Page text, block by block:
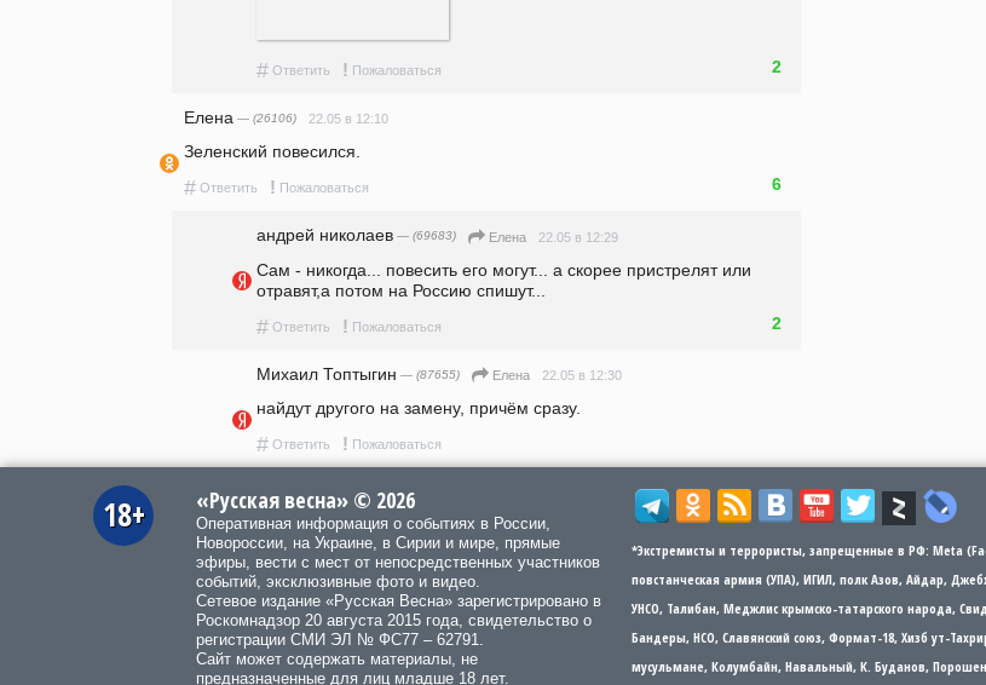
# Ответить ! Пожаловаться 2
Елена — (26106) 22.05 в 12:10
Зеленский повесился.
# Ответить ! Пожаловаться 6
андpeй николаев — (69683) Елена 22.05 в 12:29
Сам - никогда... повесить его могут... а скорее пристрелят или
отравят,а потом на Россию спишут...
# Ответить ! Пожаловаться 2
Михаил Топтыгин — (87655) Елена 22.05 в 12:30
найдут другого на замену, причём сразу.
# Ответить ! Пожаловаться
18+ «Русская весна» © 2026
Оперативная информация о событиях в России,
Новороссии, на Украине, в Сирии и мире, прямые
эфиры, вести с мест от непосредственных участников
событий, эксклюзивные фото и видео.
Сетевое издание «Русская Весна» зарегистрировано в
Роскомнадзор 20 августа 2015 года, свидетельство о
регистрации СМИ ЭЛ № ФС77 – 62791.
Сайт может содержать материалы, не
предназначенные для лиц младше 18 лет.
*Экстремисты и террористы, запрещенные в РФ: Meta
повстанческая армия (УПА), ИГИЛ, полк Азов, Айдар,
УНСО, Талибан, Меджлис крымско-татарского народа,
Бандеры​​, НСО, Славянский союз, Формат-18, Хизб ут-
мусульмане, Колумбайн, Навальный, К. Буданов,